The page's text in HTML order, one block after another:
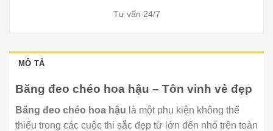
Tư vấn 24/7
MÔ TẢ
Băng đeo chéo hoa hậu – Tôn vinh vẻ đẹp
Băng đeo chéo hoa hậu là một phụ kiện không thể
thiếu trong các cuộc thi sắc đẹp từ lớn đến nhỏ trên toàn